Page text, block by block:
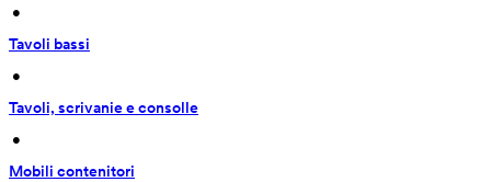
•
Tavoli bassi
•
Tavoli, scrivanie e consolle
•
Mobili contenitori